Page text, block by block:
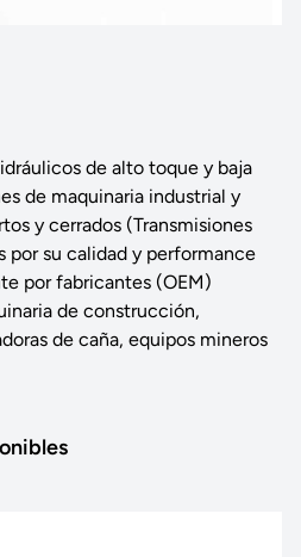
de alto toque y baja
de maquinaria industrial y
y cerrados (Transmisiones
por su calidad y performance
por fabricantes (OEM)
de construcción,
de caña, equipos mineros